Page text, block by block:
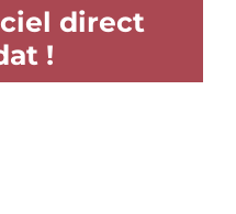
direct
!